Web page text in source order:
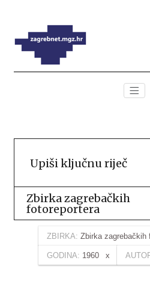
Zbirka zagrebačkih
fotoreportera
ZBIRKA: Zbirka zagrebačkih
GODINA: 1960